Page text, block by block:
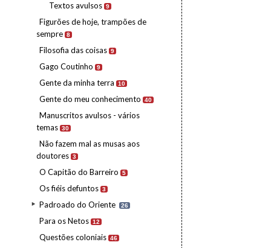
Textos avulsos 9
Figurões de hoje, trampões de
sempre 8
Filosofia das coisas 9
Gago Coutinho 9
Gente da minha terra 10
Gente do meu conhecimento 40
Manuscritos avulsos - vários
temas 30
Não fazem mal as musas aos
doutores 3
O Capitão do Barreiro 5
Os fiéis defuntos 3
Padroado do Oriente 26
Para os Netos 12
Questões coloniais 46